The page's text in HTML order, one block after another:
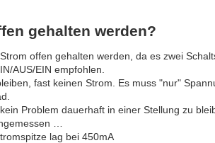
gehalten werden?
offen gehalten werden, da es zwei
AUS/EIN empfohlen.
fast keinen Strom. Es muss "nur"
Problem dauerhaft in einer Stellung zu
…
lag bei 450mA